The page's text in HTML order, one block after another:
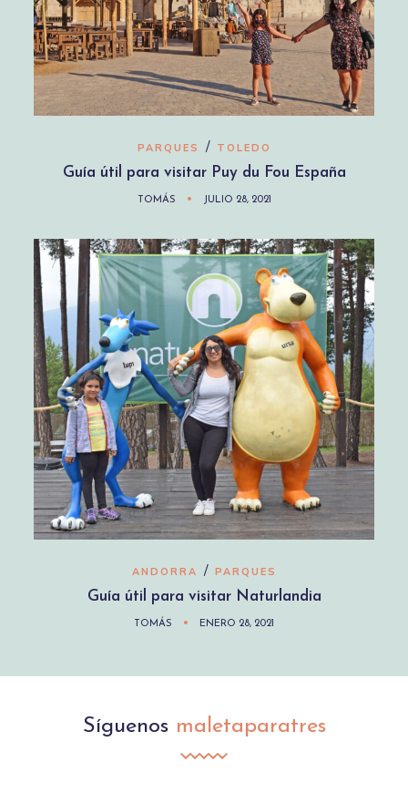
PARQUES / TOLEDO
Guía útil para visitar Puy du Fou España
TOMÁS JULIO 28, 2021
ANDORRA / PARQUES
Guía útil para visitar Naturlandia
TOMÁS ENERO 28, 2021
Síguenos maletaparatres